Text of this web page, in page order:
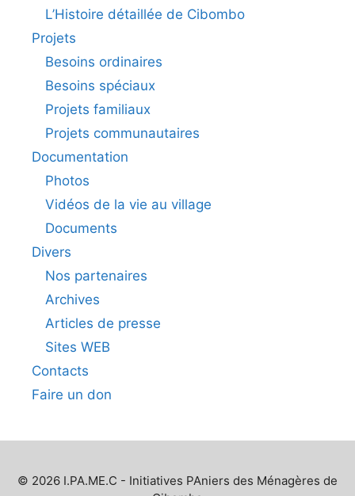
L’Histoire détaillée de Cibombo
Projets
Besoins ordinaires
Besoins spéciaux
Projets familiaux
Projets communautaires
Documentation
Photos
Vidéos de la vie au village
Documents
Divers
Nos partenaires
Archives
Articles de presse
Sites WEB
Contacts
Faire un don
© 2026 I.PA.ME.C - Initiatives PAniers des Ménagères de